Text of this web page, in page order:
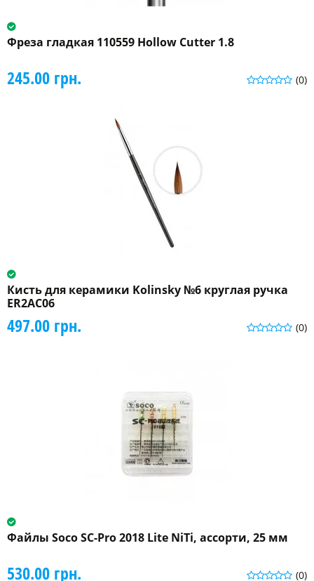
Фреза гладкая 110559 Hollow Cutter 1.8
(0)
245.00 грн.
Кисть для керамики Kolinsky №6 круглая ручка
ER2AC06
(0)
497.00 грн.
Файлы Soco SC-Pro 2018 Lite NiTi, ассорти, 25 мм
(0)
530.00 грн.